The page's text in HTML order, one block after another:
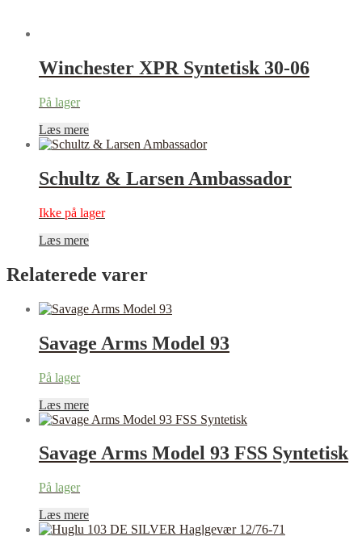
Winchester XPR Syntetisk 30-06
På lager
Læs mere
Schultz & Larsen Ambassador
Ikke på lager
Læs mere
Relaterede varer
Savage Arms Model 93
På lager
Læs mere
Savage Arms Model 93 FSS Syntetisk
På lager
Læs mere